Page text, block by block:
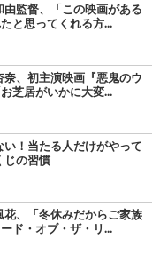
由監督、「この映画がある
と思ってくれる方...
奈、初主演映画『悪鬼のウ
芝居がいかに大変...
！当たる人だけがやって
じの習慣
花、「冬休みだからご家族
ド・オブ・ザ・リ...